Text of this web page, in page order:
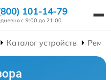
101-14-79
с 9:00 до 21:00
Каталог устройств